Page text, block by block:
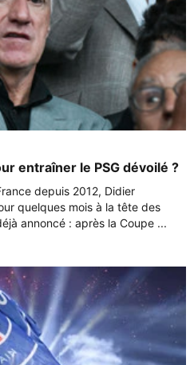
entraîner le PSG dévoilé ?
depuis 2012, Didier
quelques mois à la tête des
annoncé : après la Coupe ...